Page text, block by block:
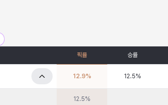
픽률 승률
12.9% 12.5%
12.5%